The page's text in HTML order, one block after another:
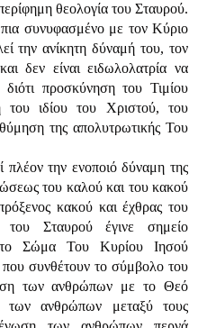
θεολογία του Σταυρού.
συνυφασμένο με τον Κύριο
την ανίκητη δύναμή του, τον
δεν είναι ειδωλολατρία να
διότι προσκύνηση του Τιμίου
του ιδίου του Χριστού, του
της απολυτρωτικής Του
την ενοποιό δύναμη της
του καλού και του κακού
κακού και έχθρας του
Σταυρού έγινε σημείο
Σώμα Του Κυρίου Ιησού
συνθέτουν το σύμβολο του
των ανθρώπων με το Θεό
ανθρώπων μεταξύ τους